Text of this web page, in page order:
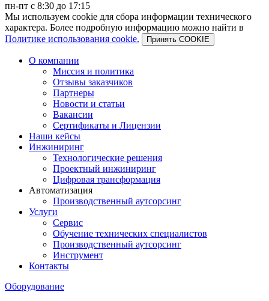
пн-пт с 8:30 до 17:15
Мы используем cookie для сбора информации технического
характера. Более подробную информацию можно найти в
Политике использования cookie.
Принять COOKIE
О компании
Миссия и политика
Отзывы заказчиков
Партнеры
Новости и статьи
Вакансии
Сертификаты и Лицензии
Наши кейсы
Инжиниринг
Технологические решения
Проектный инжиниринг
Цифровая трансформация
Автоматизация
Производственный аутсорсинг
Услуги
Сервис
Обучение технических специалистов
Производственный аутсорсинг
Инструмент
Контакты
Оборудование